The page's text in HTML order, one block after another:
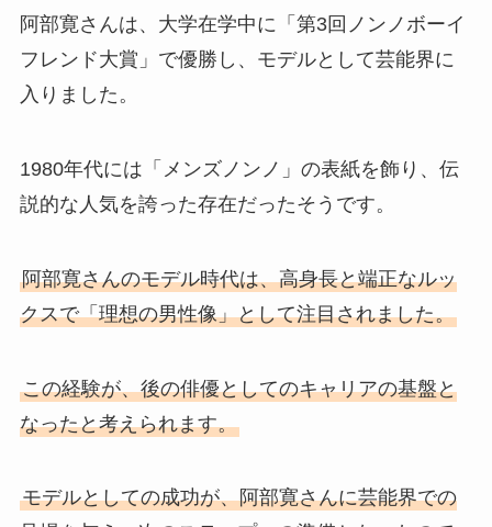
阿部寛さんは、大学在学中に「第3回ノンノボーイ
フレンド大賞」で優勝し、モデルとして芸能界に
入りました。
1980年代には「メンズノンノ」の表紙を飾り、伝
説的な人気を誇った存在だったそうです。
阿部寛さんのモデル時代は、高身長と端正なルッ
クスで「理想の男性像」として注目されました。
この経験が、後の俳優としてのキャリアの基盤と
なったと考えられます。
モデルとしての成功が、阿部寛さんに芸能界での